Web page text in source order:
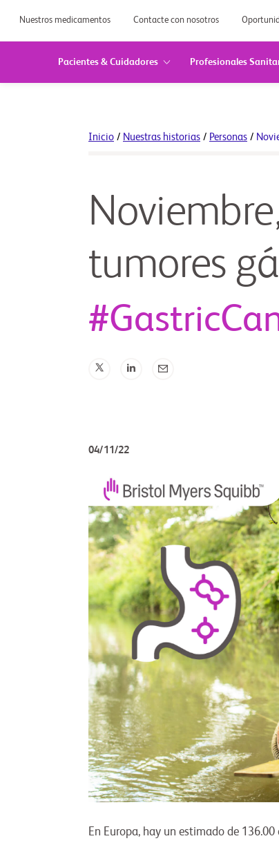
Nuestros medicamentos Contacte con nosotros
Pacientes & Cuidadores Profesionales
Inicio / Nuestras historias / Personas /
tumores
04/11/22
En Europa, hay un estimado de